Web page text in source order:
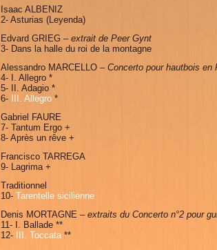
Isaac ALBENIZ
2- Asturias (Leyenda)
Edvard GRIEG –extrait de Peer Gynt
3- Dans la halle du roi de la montagne
Alessandro MARCELLO –Concerto pour hautbois en
4- I. Allegro *
5- II. Adagio *
6-
III. Allegro *
Gabriel FAURE
7- Tantum Ergo +
8- Après un rêve +
Francisco TARREGA
9- Lagrima +
Traditionnel
10- Tarentelle sicilienne
Denis MORTAGNE –extraits du Concerto n°2 pour
11- I. Ballade **
12-
III. Toccata**